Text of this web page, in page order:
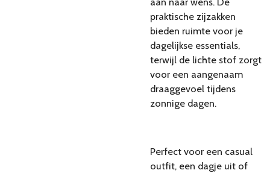
praktische zijzakken
bieden ruimte voor je
dagelijkse essentials,
terwijl de lichte stof zorgt
voor een aangenaam
draaggevoel tijdens
zonnige dagen.
Perfect voor een casual
outfit, een dagje uit of